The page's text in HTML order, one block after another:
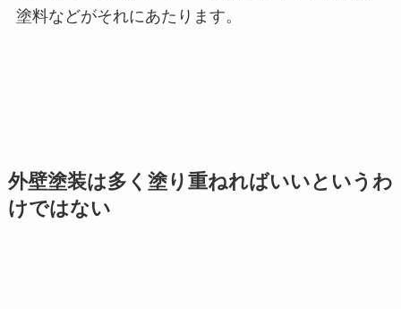
塗料などがそれにあたります。
外壁塗装は多く塗り重ねればいいというわ
けではない